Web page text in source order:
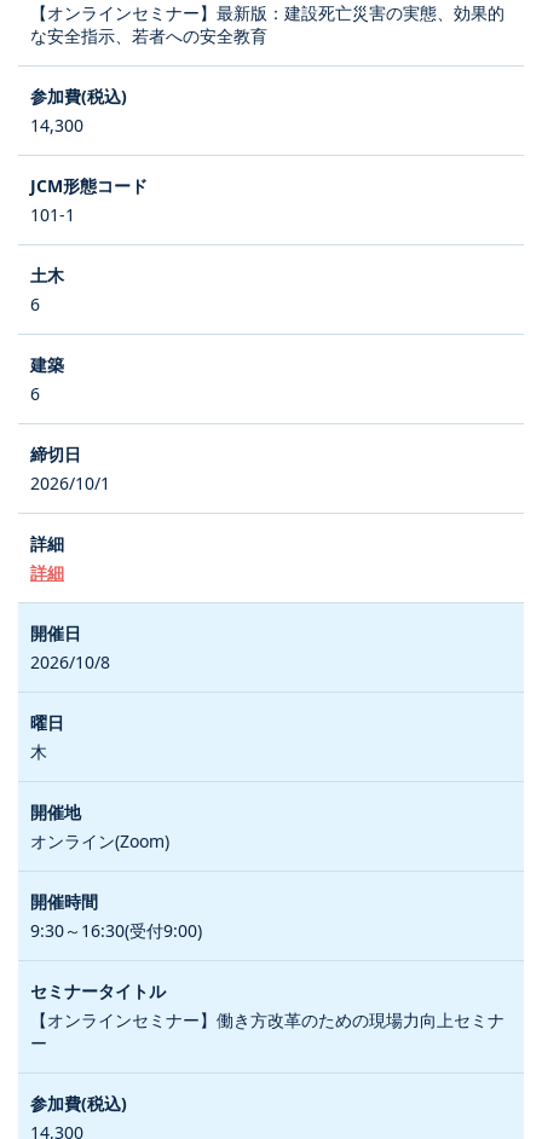
【オンラインセミナー】最新版：建設死亡災害の実態、効果的
な安全指示、若者への安全教育
14,300
101-1
6
6
2026/10/1
詳細
2026/10/8
木
オンライン(Zoom)
9:30～16:30(受付9:00)
【オンラインセミナー】働き方改革のための現場力向上セミナ
ー
14,300